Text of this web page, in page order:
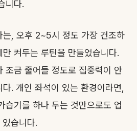
니다.
는, 오후 2~5시 정도 가장 건조하
켜두는 루틴을 만들었습니다.
조금 줄어들 정도로 집중력이 안
. 개인 좌석이 있는 환경이라면,
습기를 하나 두는 것만으로도 업
습니다.